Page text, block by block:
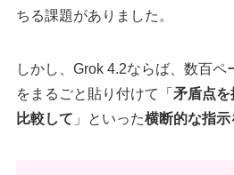
ちる課題がありました。
しかし、Grok 4.2ならば、数百
をまるごと貼り付けて「 矛盾点を
比較して 」といった横断的な指